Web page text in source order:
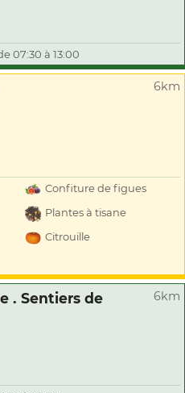
07:30 à 13:00
6km
Confiture de figues
Plantes à tisane
Citrouille
. Sentiers de
6km